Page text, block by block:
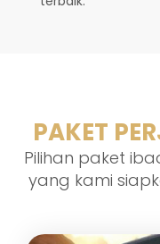
PAKET
Pilihan paket
yang kami